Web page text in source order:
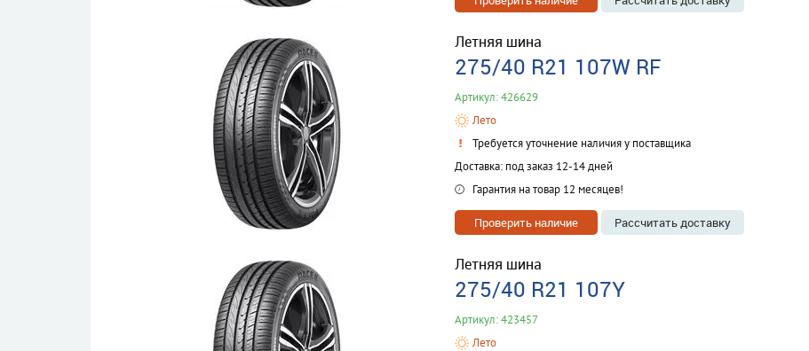
Летняя шина
275/40 R21 107W RF
Артикул: 426629
Лето
Требуется уточнение наличия у поставщика
Доставка: под заказ 12-14 дней
Гарантия на товар 12 месяцев!
Проверить наличие Рассчитать доставку
Летняя шина
275/40 R21 107Y
Артикул: 423457
Лето